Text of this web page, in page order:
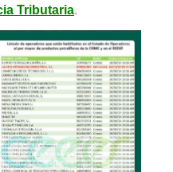
Tributaria.